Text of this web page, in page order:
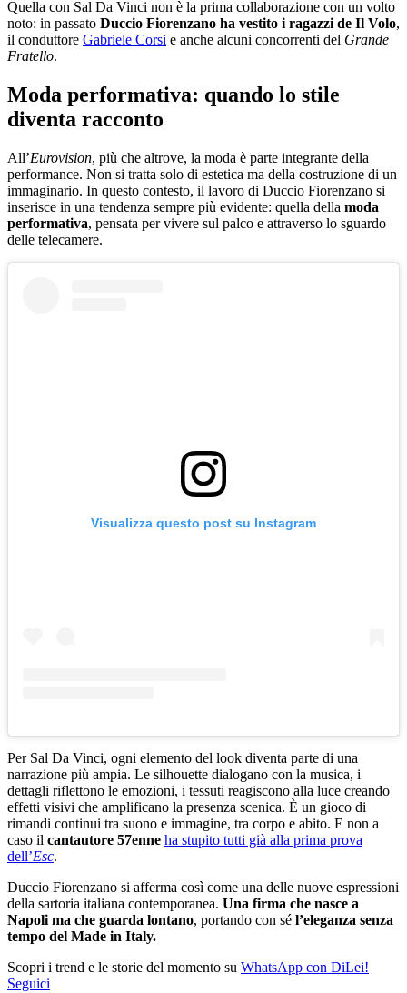
Quella con Sal Da Vinci non è la prima collaborazione con un volto
noto: in passato Duccio Fiorenzano ha vestito i ragazzi de Il Volo,
il conduttore Gabriele Corsi e anche alcuni concorrenti del Grande
Fratello.
Moda performativa: quando lo stile
diventa racconto
All’Eurovision, più che altrove, la moda è parte integrante della
performance. Non si tratta solo di estetica ma della costruzione di un
immaginario. In questo contesto, il lavoro di Duccio Fiorenzano si
inserisce in una tendenza sempre più evidente: quella della moda
performativa, pensata per vivere sul palco e attraverso lo sguardo
delle telecamere.
Visualizza questo post su Instagram
Per Sal Da Vinci, ogni elemento del look diventa parte di una
narrazione più ampia. Le silhouette dialogano con la musica, i
dettagli riflettono le emozioni, i tessuti reagiscono alla luce creando
effetti visivi che amplificano la presenza scenica. È un gioco di
rimandi continui tra suono e immagine, tra corpo e abito. E non a
caso il cantautore 57enne ha stupito tutti già alla prima prova
dell’Esc.
Duccio Fiorenzano si afferma così come una delle nuove espressioni
della sartoria italiana contemporanea. Una firma che nasce a
Napoli ma che guarda lontano, portando con sé l’eleganza senza
tempo del Made in Italy.
Scopri i trend e le storie del momento su WhatsApp con DiLei!
Seguici